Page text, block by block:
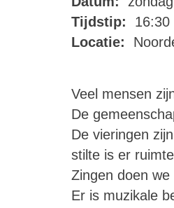
Tijdstip:
16:30
Locatie:
Veel mensen
De
De vieringen
stilte is er
Zingen doen
Er is muzikale